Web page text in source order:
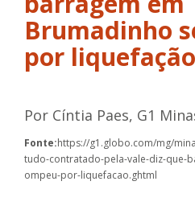
Brumadinho
por liquefação
Por Cíntia Paes, G1
Fonte:https://g1.globo.com/mg/
tudo-contratado-pela-vale-diz-que-
ompeu-por-liquefacao.ghtml